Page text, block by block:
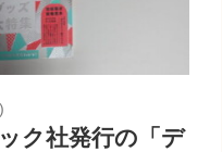
ク社発行の「デ